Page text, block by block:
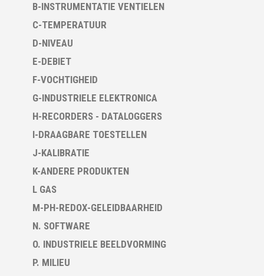
B-INSTRUMENTATIE VENTIELEN
C-TEMPERATUUR
D-NIVEAU
E-DEBIET
F-VOCHTIGHEID
G-INDUSTRIELE ELEKTRONICA
H-RECORDERS - DATALOGGERS
I-DRAAGBARE TOESTELLEN
J-KALIBRATIE
K-ANDERE PRODUKTEN
L GAS
M-PH-REDOX-GELEIDBAARHEID
N. SOFTWARE
O. INDUSTRIELE BEELDVORMING
P. MILIEU